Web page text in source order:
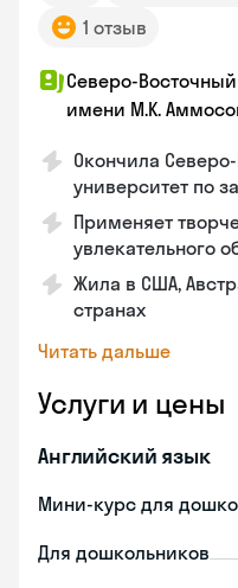
1 отзыв
Северо-
имени М.К.
Окончила
университет по
Применяет
увлекательного
Жила в США,
странах
Читать дальше
Услуги и цены
Английский язык
Мини-курс для
Для дошкольников